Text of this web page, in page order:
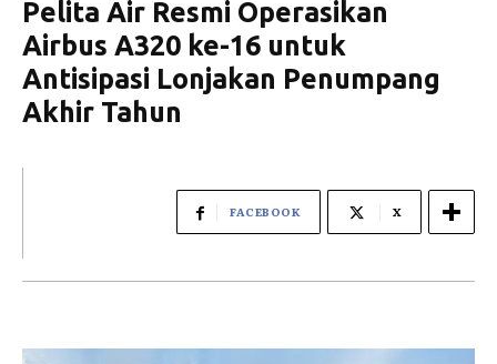
Pelita Air Resmi Operasikan
Airbus A320 ke-16 untuk
Antisipasi Lonjakan Penumpang
Akhir Tahun
FACEBOOK X